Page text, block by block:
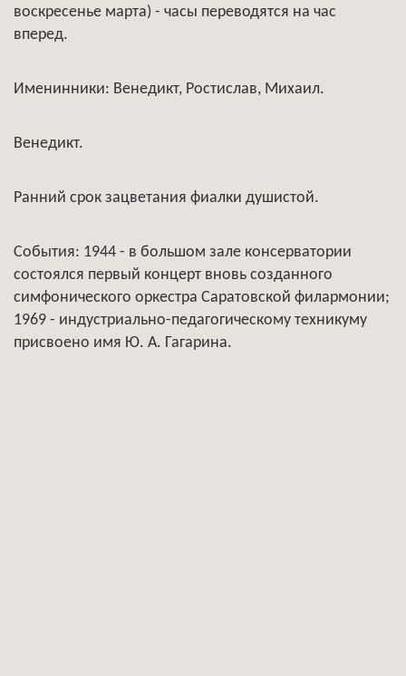
воскресенье марта) - часы переводятся на час
вперед.
Именинники: Венедикт, Ростислав, Михаил.
Венедикт.
Ранний срок зацветания фиалки душистой.
События: 1944 - в большом зале консерватории
состоялся первый концерт вновь созданного
симфонического оркестра Саратовской филармонии;
1969 - индустриально-педагогическому техникуму
присвоено имя Ю. А. Гагарина.